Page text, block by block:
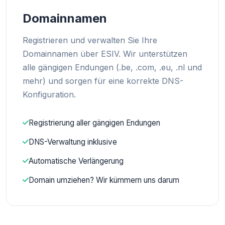
Domainnamen
Registrieren und verwalten Sie Ihre
Domainnamen über ESIV. Wir unterstützen
alle gängigen Endungen (.be, .com, .eu, .nl und
mehr) und sorgen für eine korrekte DNS-
Konfiguration.
Registrierung aller gängigen Endungen
DNS-Verwaltung inklusive
Automatische Verlängerung
Domain umziehen? Wir kümmern uns darum